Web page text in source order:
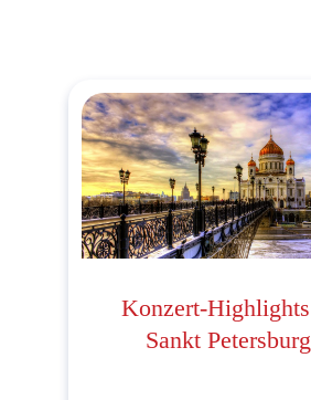
Konzert-
Sankt Petersburg